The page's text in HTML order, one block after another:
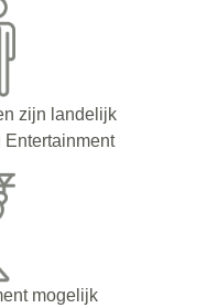
zijn landelijk
mogelijk